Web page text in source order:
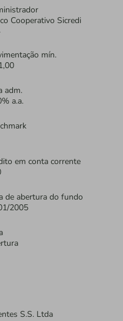
mín.
Cooperativo Sicredi
adm.
a.a.
em conta corrente
S.S. Ltda
de abertura do fundo
2005